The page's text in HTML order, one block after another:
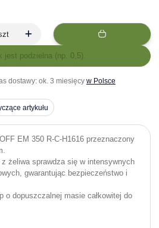
jest podzielna (np. 0,5).
dostawy: ok. 3 miesięcy w Polsce
artykułu
EM 350 R-C-H1616 przeznaczony
żeliwa sprawdza się w intensywnych
gwarantując bezpieczeństwo i
o dopuszczalnej masie całkowitej do